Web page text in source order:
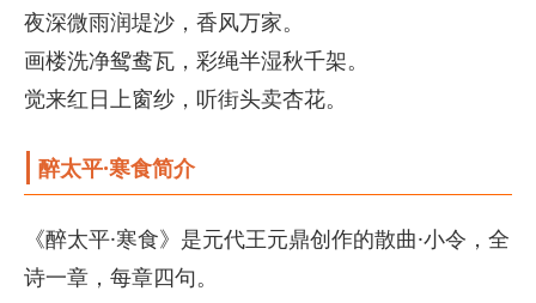
夜深微雨润堤沙，香风万家。
画楼洗净鸳鸯瓦，彩绳半湿秋千架。
觉来红日上窗纱，听街头卖杏花。
醉太平·寒食简介
《醉太平·寒食》是元代王元鼎创作的散曲·小令，全
诗一章，每章四句。